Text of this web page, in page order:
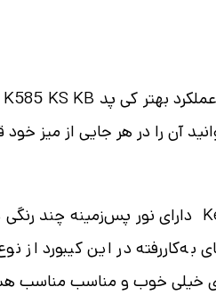
آن را در هر جایی از میز
به‌کاررفته در این
بازی خیلی خوب و مناسب مناسب